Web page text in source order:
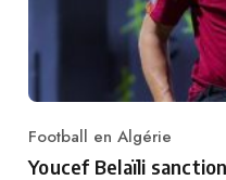
Category
Football en Algérie
Youcef Belaïli